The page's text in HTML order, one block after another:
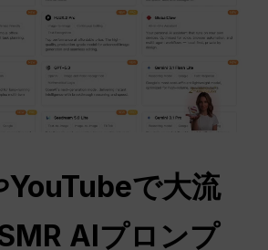
で大流
AIプロンプ